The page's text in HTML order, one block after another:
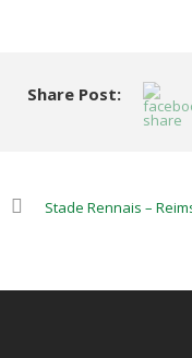
Share Post:
Stade Rennais –